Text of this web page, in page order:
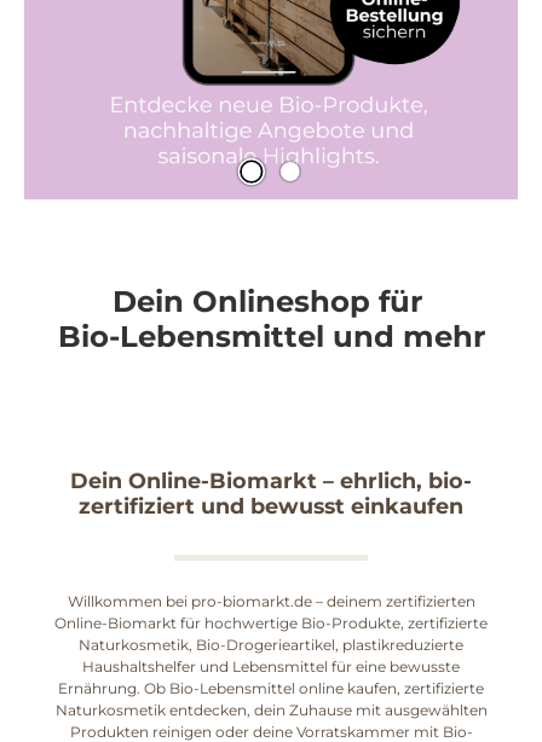
Dein Onlineshop für
Bio-Lebensmittel und mehr
Dein Online-Biomarkt – ehrlich, bio-
zertifiziert und bewusst einkaufen
Willkommen bei pro-biomarkt.de – deinem zertifizierten
Online-Biomarkt für hochwertige Bio-Produkte, zertifizierte
Naturkosmetik, Bio-Drogerieartikel, plastikreduzierte
Haushaltshelfer und Lebensmittel für eine bewusste
Ernährung. Ob Bio-Lebensmittel online kaufen, zertifizierte
Naturkosmetik entdecken, dein Zuhause mit ausgewählten
Produkten reinigen oder deine Vorratskammer mit Bio-